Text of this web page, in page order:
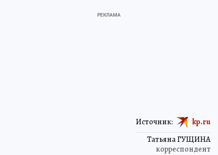
Татьяна ГУЩИНА
корреспондент
Источник: kp.ru